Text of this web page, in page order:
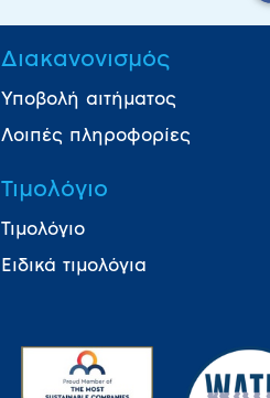
Διακανονισμός
Υποβολή αιτήματος
Λοιπές πληροφορίες
Τιμολόγιο
Τιμολόγιο
Ειδικά τιμολόγια